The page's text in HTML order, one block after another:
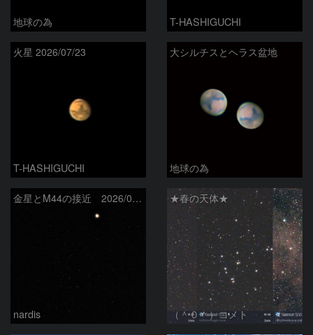
地球の為 T-HASHIGUCHI
火星 2026/07/23
T-HASHIGUCHI
大シルチスとヘラス盆地
地球の為
金星とM44の接近 2026/06/19
nardis
★春の天体★
（＾０＾）コメト